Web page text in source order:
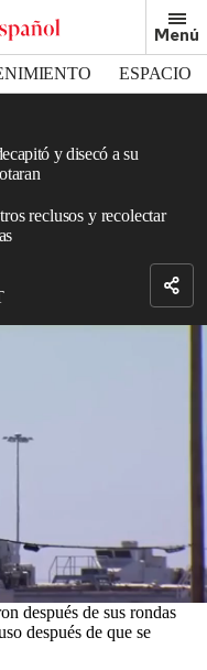
Menú
ESPACIO
y disecó a su
reclusos y recolectar
most unusual and
prisión después de
autoproclamado
diseccionó a su
31 años, mató, decapitó y
celda, Luis Romero, de
del estado.
donde Osuna y
después de sus rondas
después de que se